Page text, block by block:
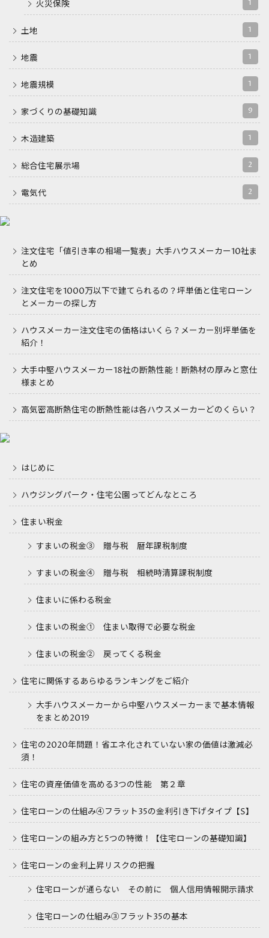
火災保険 1
土地 1
地震 1
地震規模 1
家づくりの基礎知識 9
木造建築 1
総合住宅展示場 2
電気代 2
注文住宅「値引き率の相場一覧表」大手ハウスメーカー10社ま
とめ
注文住宅を1000万以下で建てられるの？坪単価と住宅ローン
とメーカーの探し方
ハウスメーカー注文住宅の価格はいくら？メーカー別坪単価を
紹介！
大手中堅ハウスメーカー18社の断熱性能！断熱材の厚みと窓仕
様まとめ
高気密高断熱住宅の断熱性能は各ハウスメーカーどのくらい？
はじめに
ハウジングパーク・住宅公園ってどんなところ
住まい税金
すまいの税金③ 贈与税 暦年課税制度
すまいの税金④ 贈与税 相続時清算課税制度
住まいに係わる税金
住まいの税金① 住まい取得で必要な税金
住まいの税金② 戻ってくる税金
住宅に関係するあらゆるランキングをご紹介
大手ハウスメーカーから中堅ハウスメーカーまで基本情報
をまとめ2019
住宅の2020年問題！省エネ化されていない家の価値は激減必
須！
住宅の資産価値を高める3つの性能 第２章
住宅ローンの仕組み④フラット35の金利引き下げタイプ【S】
住宅ローンの組み方と5つの特徴！【住宅ローンの基礎知識】
住宅ローンの金利上昇リスクの把握
住宅ローンが通らない その前に 個人信用情報開示請求
住宅ローンの仕組み③フラット35の基本